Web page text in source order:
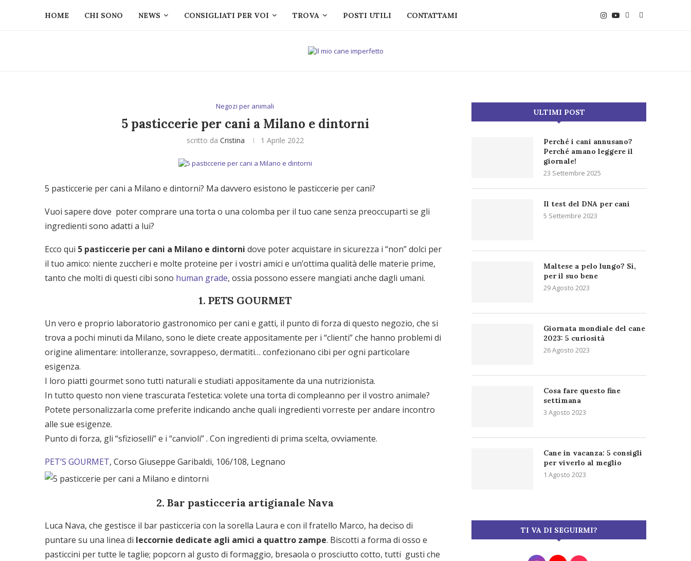
HOME CHI SONO NEWS CONSIGLIATI PER VOI TROVA POSTI UTILI CONTATTAMI
Negozi per animali
5 pasticcerie per cani a Milano e dintorni
scritto da Cristina 1 Aprile 2022
5 pasticcerie per cani a Milano e dintorni? Ma davvero esistono le pasticcerie per cani?
Vuoi sapere dove poter comprare una torta o una colomba per il tuo cane senza preoccuparti se gli
ingredienti sono adatti a lui?
Ecco qui 5 pasticcerie per cani a Milano e dintorni dove poter acquistare in sicurezza i “non” dolci per
il tuo amico: niente zuccheri e molte proteine per i vostri amici e un’ottima qualità delle materie prime,
tanto che molti di questi cibi sono human grade, ossia possono essere mangiati anche dagli umani.
1. PETS GOURMET
Un vero e proprio laboratorio gastronomico per cani e gatti, il punto di forza di questo negozio, che si
trova a pochi minuti da Milano, sono le diete create appositamente per i “clienti” che hanno problemi di
origine alimentare: intolleranze, sovrappeso, dermatiti… confezionano cibi per ogni particolare
esigenza.
I loro piatti gourmet sono tutti naturali e studiati appositamente da una nutrizionista.
In tutto questo non viene trascurata l’estetica: volete una torta di compleanno per il vostro animale?
Potete personalizzarla come preferite indicando anche quali ingredienti vorreste per andare incontro
alle sue esigenze.
Punto di forza, gli “sfizioselli” e i “canvioli” . Con ingredienti di prima scelta, ovviamente.
PET’S GOURMET, Corso Giuseppe Garibaldi, 106/108, Legnano
2. Bar pasticceria artigianale Nava
Luca Nava, che gestisce il bar pasticceria con la sorella Laura e con il fratello Marco, ha deciso di
puntare su una linea di leccornie dedicate agli amici a quattro zampe. Biscotti a forma di osso e
pasticcini per tutte le taglie; popcorn al gusto di formaggio, bresaola o prosciutto cotto, tutti gusti che
ULTIMI POST
Perché i cani annusano?
Perché amano leggere il
giornale!
23 Settembre 2025
Il test del DNA per cani
5 Settembre 2023
Maltese a pelo lungo? Sì,
per il suo bene
29 Agosto 2023
Giornata mondiale del cane
2023: 5 curiosità
26 Agosto 2023
Cosa fare questo fine
settimana
3 Agosto 2023
Cane in vacanza: 5 consigli
per viverlo al meglio
1 Agosto 2023
TI VA DI SEGUIRMI?